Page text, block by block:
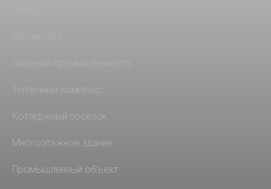
Тепличный комплекс
Коттеджный поселок
Многоэтажное здание
Промышленный объект